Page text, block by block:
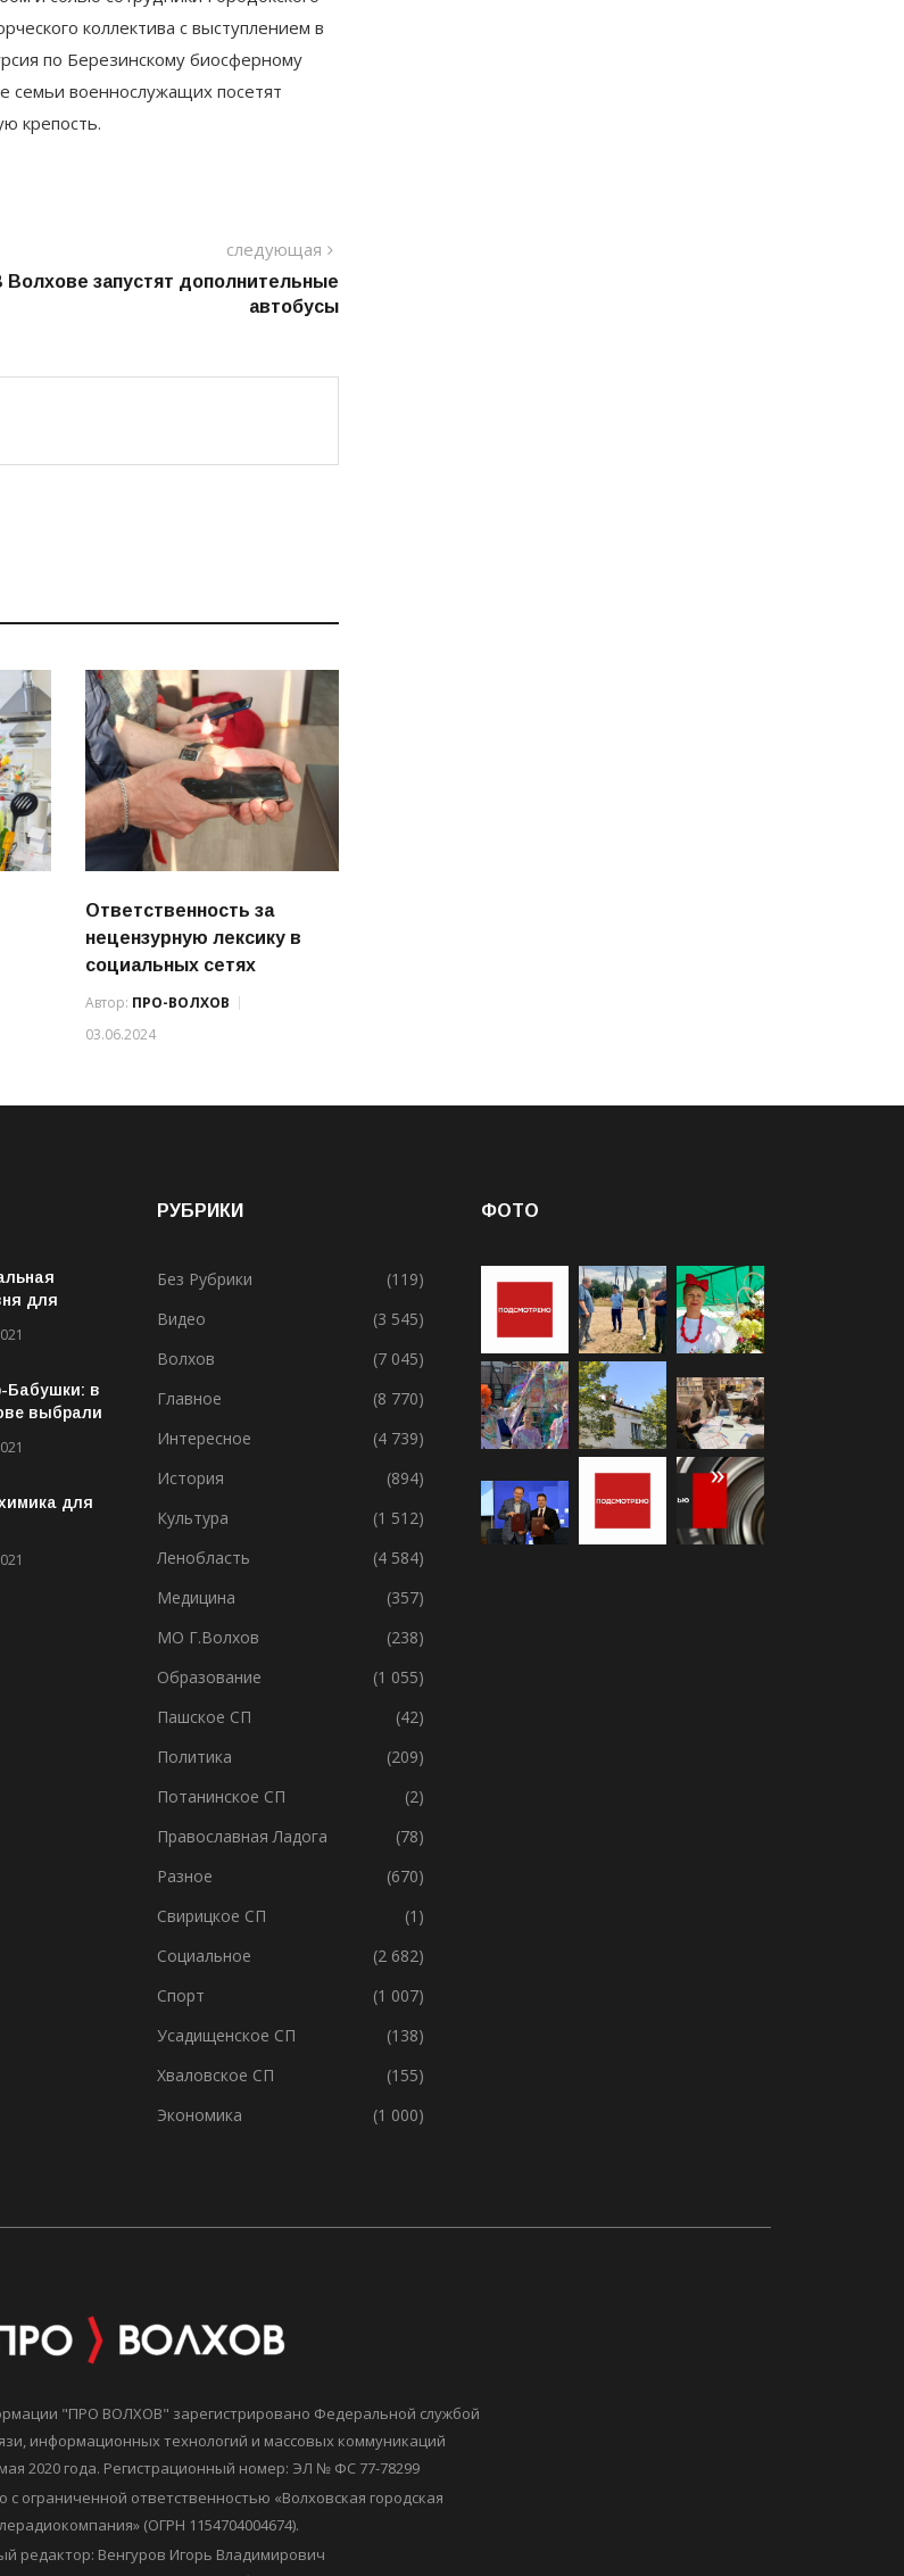
коллектива с выступлением в
по Березинскому биосферному
семьи военнослужащих посетят
крепость.
следующая
Волхове запустят дополнительные
автобусы
Ответственность за
нецензурную лексику в
социальных сетях
Автор: ПРО-ВОЛХОВ
03.06.2024
для
Бабушки: в
выбрали
для
РУБРИКИ
Без Рубрики
(119)
Видео
(3 545)
Волхов
(7 045)
Главное
(8 770)
Интересное
(4 739)
История
(894)
Культура
(1 512)
Ленобласть
(4 584)
Медицина
(357)
МО Г.Волхов
(238)
Образование
(1 055)
Пашское СП
(42)
Политика
(209)
Потанинское СП
(2)
Православная Ладога
(78)
Разное
(670)
Свирицкое СП
(1)
Социальное
(2 682)
Спорт
(1 007)
Усадищенское СП
(138)
Хваловское СП
(155)
Экономика
(1 000)
ФОТО
"ПРО ВОЛХОВ" зарегистрировано Федеральной службой
информационных технологий и массовых коммуникаций
2020 года. Регистрационный номер: ЭЛ № ФС 77-78299
ограниченной ответственностью «Волховская городская
(ОГРН 1154704004674).
редактор: Венгуров Игорь Владимирович